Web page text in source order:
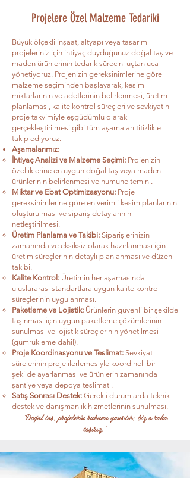
Projelere Özel Malzeme Tedariki
Büyük ölçekli inşaat, altyapı veya tasarım
projeleriniz için ihtiyaç duyduğunuz doğal taş ve
maden ürünlerinin tedarik sürecini uçtan uca
yönetiyoruz. Projenizin gereksinimlerine göre
malzeme seçiminden başlayarak, kesim
miktarlarının ve adetlerinin belirlenmesi, üretim
planlaması, kalite kontrol süreçleri ve sevkiyatın
proje takvimiyle eşgüdümlü olarak
gerçekleştirilmesi gibi tüm aşamaları titizlikle
takip ediyoruz.
Aşamalarımız:
İhtiyaç Analizi ve Malzeme Seçimi: Projenizin
özelliklerine en uygun doğal taş veya maden
ürünlerinin belirlenmesi ve numune temini.
Miktar ve Ebat Optimizasyonu: Proje
gereksinimlerine göre en verimli kesim planlarının
oluşturulması ve sipariş detaylarının
netleştirilmesi.
Üretim Planlama ve Takibi: Siparişlerinizin
zamanında ve eksiksiz olarak hazırlanması için
üretim süreçlerinin detaylı planlanması ve düzenli
takibi.
Kalite Kontrol: Üretimin her aşamasında
uluslararası standartlara uygun kalite kontrol
süreçlerinin uygulanması.
Paketleme ve Lojistik: Ürünlerin güvenli bir şekilde
taşınması için uygun paketleme çözümlerinin
sunulması ve lojistik süreçlerinin yönetilmesi
(gümrükleme dahil).
Proje Koordinasyonu ve Teslimat: Sevkiyat
sürelerinin proje ilerlemesiyle koordineli bir
şekilde ayarlanması ve ürünlerin zamanında
şantiye veya depoya teslimatı.
Satış Sonrası Destek: Gerekli durumlarda teknik
destek ve danışmanlık hizmetlerinin sunulması.
"Doğal taş, projelerin ruhunu yansıtır; biz o ruhu
taşırız."